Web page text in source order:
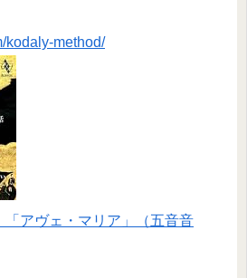
kodaly-method/
「アヴェ・マリア」（五音音